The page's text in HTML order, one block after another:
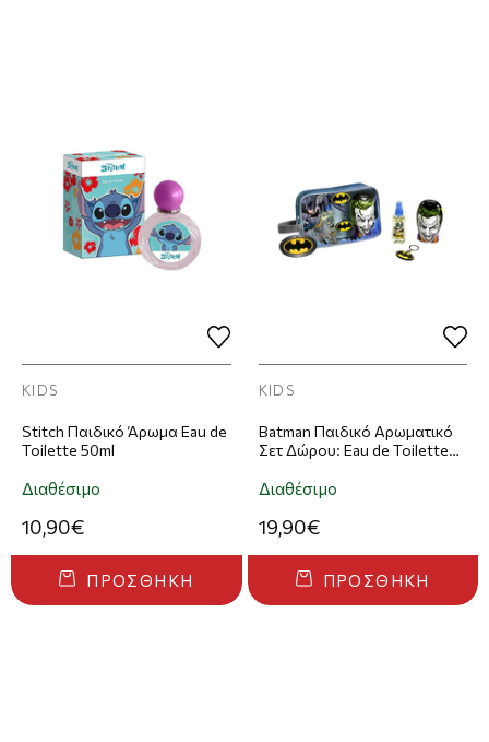
KIDS
Stitch Παιδικό Άρωμα Eau de
Toilette 50ml
Διαθέσιμο
10,90€
ΠΡΟΣΘΉΚΗ
KIDS
Batman Παιδικό Αρωματικό
Σετ Δώρου: Eau de Toilette
Σαμπουάν 2-σε-1 300ml +
Διαθέσιμο
19,90€
ΠΡΟΣΘΉΚΗ